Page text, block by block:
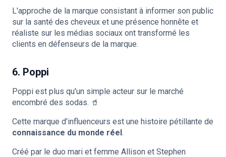
L'approche de la marque consistant à informer son public
sur la santé des cheveux et une présence honnête et
réaliste sur les médias sociaux ont transformé les
clients en défenseurs de la marque.
6. Poppi
Poppi est plus qu'un simple acteur sur le marché
encombré des sodas. 🥤
Cette marque d'influenceurs est une histoire pétillante de
connaissance du monde réel.
Créé par le duo mari et femme Allison et Stephen